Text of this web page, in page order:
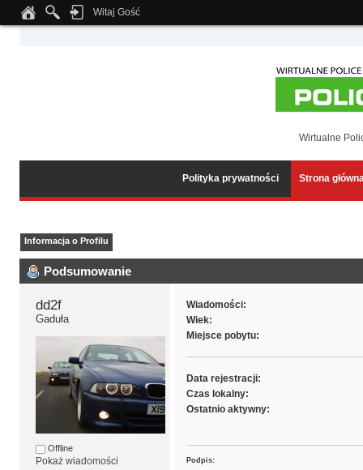
Notice: Undefined index: tapatalk_body_hook in
Witaj Gość
Wirtualne
Polityka prywatności Strona
Informacja o Profilu
Podsumowanie
dd2f
Gaduła
Offline
Pokaż wiadomości
Wiadomości:
Wiek:
Miejsce pobytu:
Data rejestracji:
Czas lokalny:
Ostatnio aktywny:
Podpis: